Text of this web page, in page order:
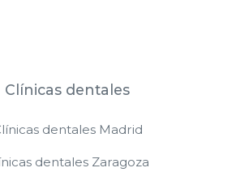
Clínicas dentales
dentales Madrid
dentales Zaragoza